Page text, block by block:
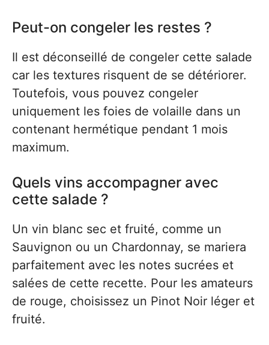
Peut-on congeler les restes ?
Il est déconseillé de congeler cette salade
car les textures risquent de se détériorer.
Toutefois, vous pouvez congeler
uniquement les foies de volaille dans un
contenant hermétique pendant 1 mois
maximum.
Quels vins accompagner avec
cette salade ?
Un vin blanc sec et fruité, comme un
Sauvignon ou un Chardonnay, se mariera
parfaitement avec les notes sucrées et
salées de cette recette. Pour les amateurs
de rouge, choisissez un Pinot Noir léger et
fruité.